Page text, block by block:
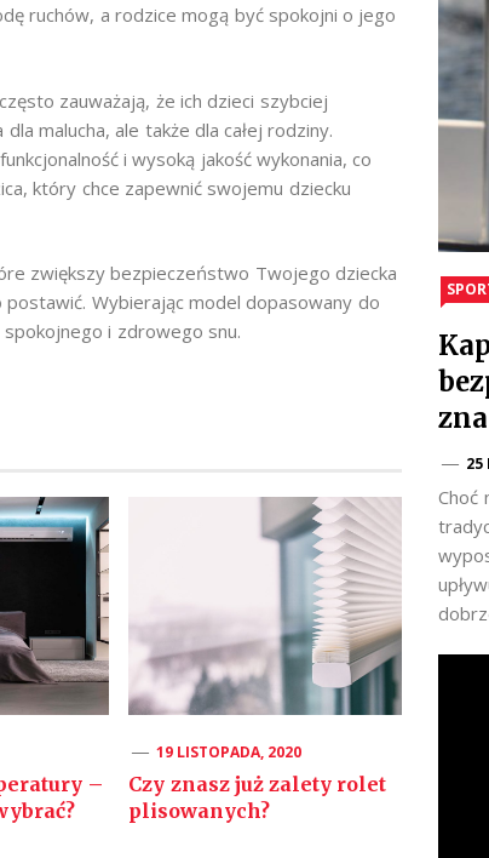
ruchów, a rodzice mogą być spokojni o jego
zauważają, że ich dzieci szybciej
malucha, ale także dla całej rodziny.
i wysoką jakość wykonania, co
który chce zapewnić swojemu dziecku
zwiększy bezpieczeństwo Twojego dziecka
Wybierając model dopasowany do
i zdrowego snu.
–
19 LISTOPADA, 2020
Czy znasz już zalety rolet
plisowanych?
25
Choć